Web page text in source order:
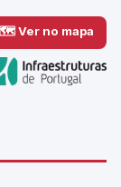
🗺 Ver no mapa